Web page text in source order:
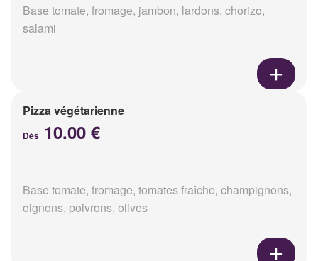
Base tomate, fromage, jambon, lardons, chorizo,
salami
Pizza végétarienne
Dès 10.00 €
Base tomate, fromage, tomates fraîche, champignons,
oignons, poivrons, olives